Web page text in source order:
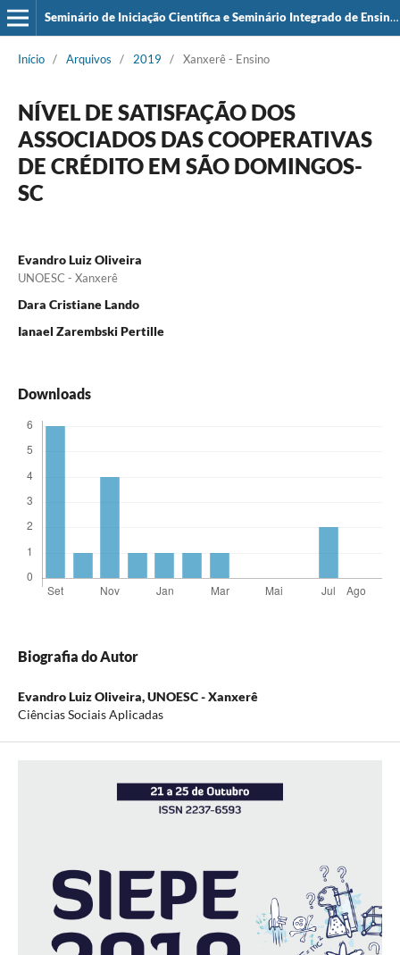
Seminário de Iniciação Científica e Seminário Integrado de Ensino, Pesquisa e Extensão (SIEPE)
Início / Arquivos / 2019 / Xanxerê - Ensino
NÍVEL DE SATISFAÇÃO DOS
ASSOCIADOS DAS COOPERATIVAS
DE CRÉDITO EM SÃO DOMINGOS-
SC
Evandro Luiz Oliveira
UNOESC - Xanxerê
Dara Cristiane Lando
Ianael Zarembski Pertille
Downloads
Biografia do Autor
Evandro Luiz Oliveira,UNOESC - Xanxerê
Ciências Sociais Aplicadas